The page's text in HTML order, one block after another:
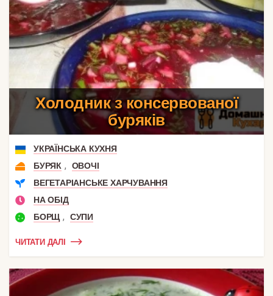
Холодник з консервованої
буряків
УКРАЇНСЬКА КУХНЯ
БУРЯК ,
ОВОЧІ
ВЕГЕТАРІАНСЬКЕ ХАРЧУВАННЯ
НА ОБІД
БОРЩ , СУПИ
ЧИТАТИ ДАЛІ